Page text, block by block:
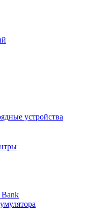
устройства